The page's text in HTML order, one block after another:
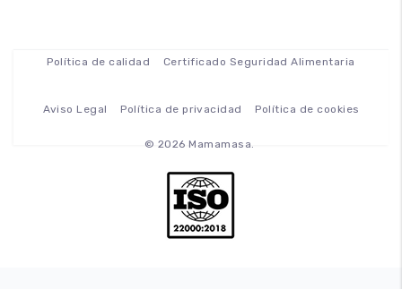
Política de calidad Certificado Seguridad Alimentaria
Aviso Legal Política de privacidad Política de cookies
© 2026 Mamamasa.